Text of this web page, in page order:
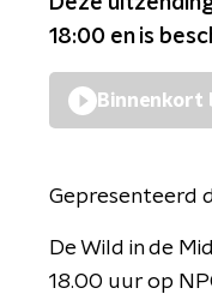
18:00 en is
Binnenkort
Gepresenteerd
De Wild in de
18.00 uur op